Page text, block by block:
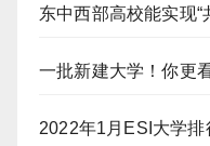
东中西部高校能实现“
一批新建大学！你更
2022年1月ESI大学